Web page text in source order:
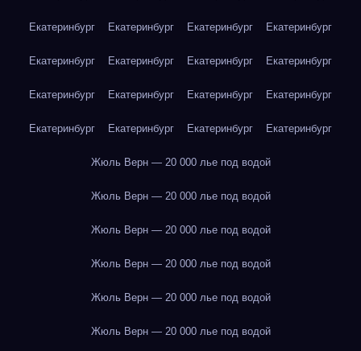
Екатеринбург Екатеринбург Екатеринбург Екатеринбург
Екатеринбург Екатеринбург Екатеринбург Екатеринбург
Екатеринбург Екатеринбург Екатеринбург Екатеринбург
Екатеринбург Екатеринбург Екатеринбург Екатеринбург
Жюль Верн — 20 000 лье под водой
Жюль Верн — 20 000 лье под водой
Жюль Верн — 20 000 лье под водой
Жюль Верн — 20 000 лье под водой
Жюль Верн — 20 000 лье под водой
Жюль Верн — 20 000 лье под водой